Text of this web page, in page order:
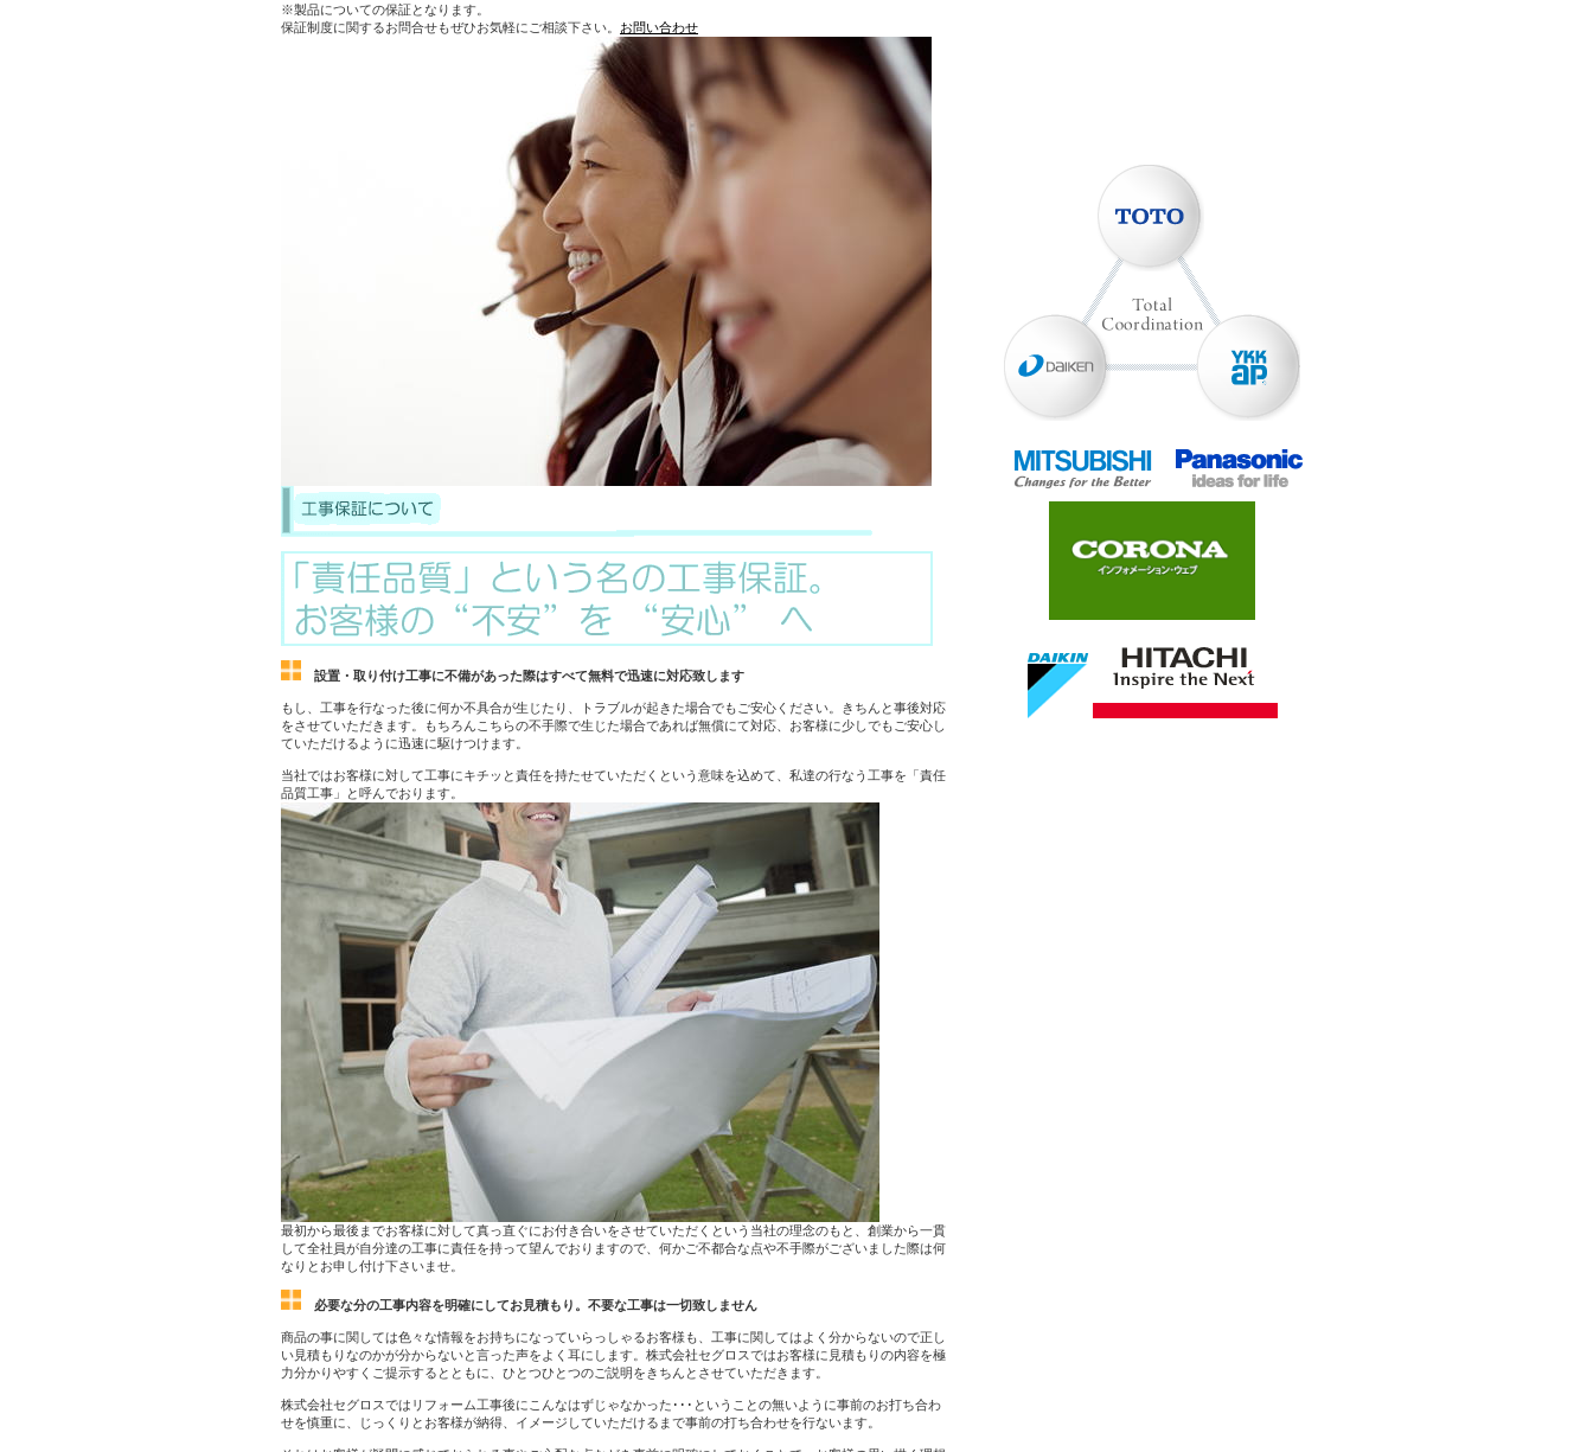
※製品についての保証となります。
保証制度に関するお問合せもぜひお気軽にご相談下さい。 お問い合わせ
設置・取り付け工事に不備があった際はすべて無料で迅速に対応致します
もし、工事を行なった後に何か不具合が生じたり、トラブルが起きた場合でもご安心ください。きちんと事後対応
をさせていただきます。もちろんこちらの不手際で生じた場合であれば無償にて対応、お客様に少しでもご安心し
ていただけるように迅速に駆けつけます。
当社ではお客様に対して工事にキチッと責任を持たせていただくという意味を込めて、私達の行なう工事を「責任
品質工事」と呼んでおります。
最初から最後までお客様に対して真っ直ぐにお付き合いをさせていただくという当社の理念のもと、創業から一貫
して全社員が自分達の工事に責任を持って望んでおりますので、何かご不都合な点や不手際がございました際は何
なりとお申し付け下さいませ。
必要な分の工事内容を明確にしてお見積もり。不要な工事は一切致しません
商品の事に関しては色々な情報をお持ちになっていらっしゃるお客様も、工事に関してはよく分からないので正し
い見積もりなのかが分からないと言った声をよく耳にします。株式会社セグロスではお客様に見積もりの内容を極
力分かりやすくご提示するとともに、ひとつひとつのご説明をきちんとさせていただきます。
株式会社セグロスではリフォーム工事後にこんなはずじゃなかった･･･ということの無いように事前のお打ち合わ
せを慎重に、じっくりとお客様が納得、イメージしていただけるまで事前の打ち合わせを行ないます。